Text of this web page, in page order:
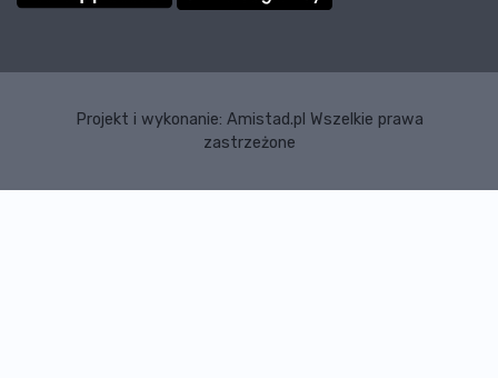
Projekt i wykonanie: Amistad.pl Wszelkie prawa
zastrzeżone